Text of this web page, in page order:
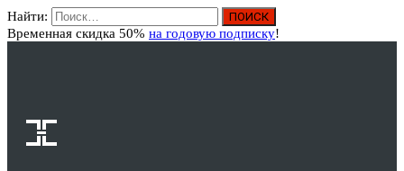
Найти:
Временная скидка 50% на годовую подписку!